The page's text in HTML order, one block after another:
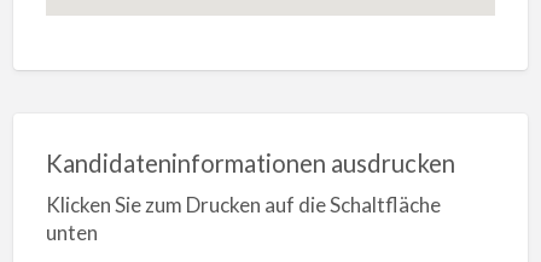
Kandidateninformationen ausdrucken
Klicken Sie zum Drucken auf die Schaltfläche
unten